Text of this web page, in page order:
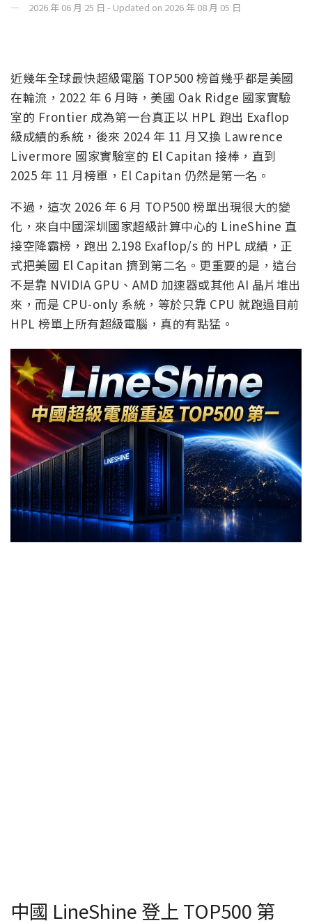
2026 年 06 月 25 日 - Updated on 2026 年 08 月 05 日
近幾年全球最快超級電腦 TOP500 榜首幾乎都是美國
在輪流，2022 年 6 月時，美國 Oak Ridge 國家實驗
室的 Frontier 成為第一台真正以 HPL 跑出 Exaflop
級成績的系統，後來 2024 年 11 月又換 Lawrence
Livermore 國家實驗室的 El Capitan 接棒，直到
2025 年 11 月榜單，El Capitan 仍然是第一名。
不過，這次 2026 年 6 月 TOP500 榜單出現很大的變
化，來自中國深圳國家超級計算中心的 LineShine 直
接空降霸榜，跑出 2.198 Exaflop/s 的 HPL 成績，正
式把美國 El Capitan 擠到第二名。更重要的是，這台
不是靠 NVIDIA GPU、AMD 加速器或其他 AI 晶片堆出
來，而是 CPU-only 系統，等於只靠 CPU 就跑過目前
HPL 榜單上所有超級電腦，真的有點猛。
中國 LineShine 登上 TOP500 第